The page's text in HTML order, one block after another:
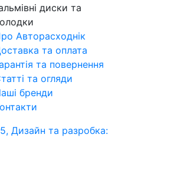
диски та
Авторасходнік
та оплата
та повернення
та огляди
бренди
Дизайн та разробка: